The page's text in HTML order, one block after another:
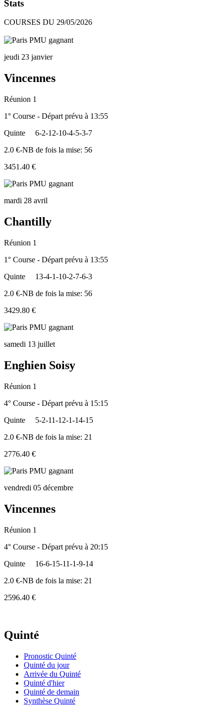
Stats
COURSES DU 29/05/2026
jeudi 23 janvier
Vincennes
Réunion 1
1° Course - Départ prévu à 13:55
Quinte
6-2-12-10-4-5-3-7
2.0 €-NB de fois la mise: 56
3451.40 €
mardi 28 avril
Chantilly
Réunion 1
1° Course - Départ prévu à 13:55
Quinte
13-4-1-10-2-7-6-3
2.0 €-NB de fois la mise: 56
3429.80 €
samedi 13 juillet
Enghien Soisy
Réunion 1
4° Course - Départ prévu à 15:15
Quinte
5-2-11-12-1-14-15
2.0 €-NB de fois la mise: 21
2776.40 €
vendredi 05 décembre
Vincennes
Réunion 1
4° Course - Départ prévu à 20:15
Quinte
16-6-15-11-1-9-14
2.0 €-NB de fois la mise: 21
2596.40 €
Quinté
Pronostic Quinté
Quinté du jour
Arrivée du Quinté
Quinté d'hier
Quinté de demain
Synthèse Quinté